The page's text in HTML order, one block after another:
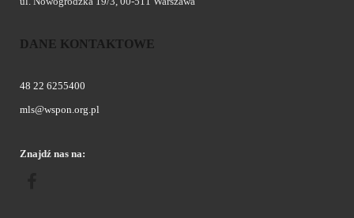
DANE KONTAKTOWE
48 22 6255400
mls@wspon.org.pl
Znajdź nas na: